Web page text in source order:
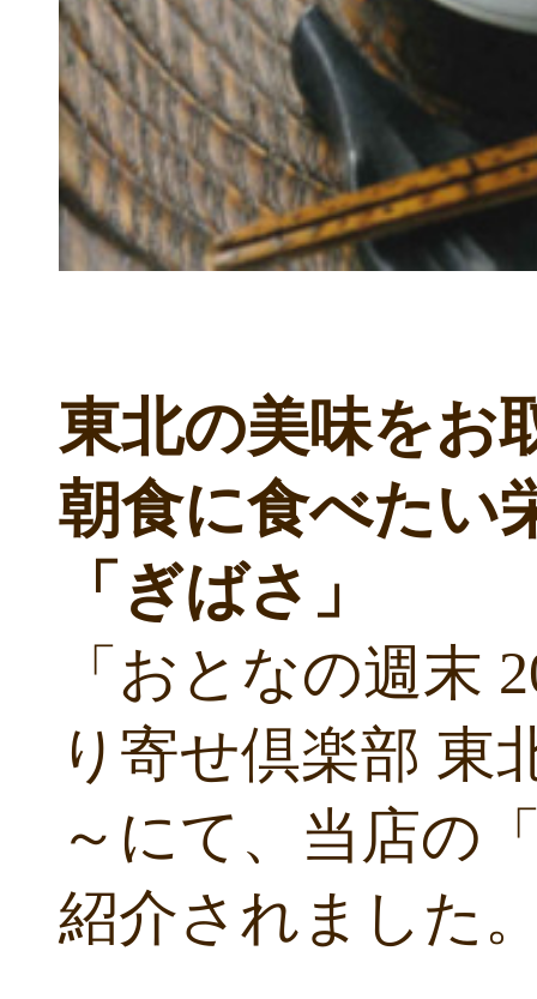
東北の美味をお
朝食に食べたい
「ぎばさ」
「おとなの週末
り寄せ倶楽部 東
～にて、当店の
紹介されました